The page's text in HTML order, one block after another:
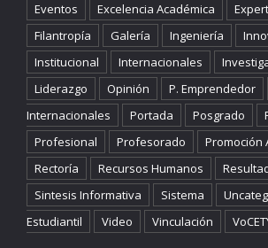
Eventos
Excelencia Académica
Filantropía
Galería Ingeniería
Institucional
Internacionales
Liderazgo
Opinión P. Emprendedor
Internacionales
Portada Posgrado
Profesional
Profesorado
Promoción
Rectoría
Recursos Humanos
Sintesis Informativa
Sistema
Estudiantil
Video Vinculación